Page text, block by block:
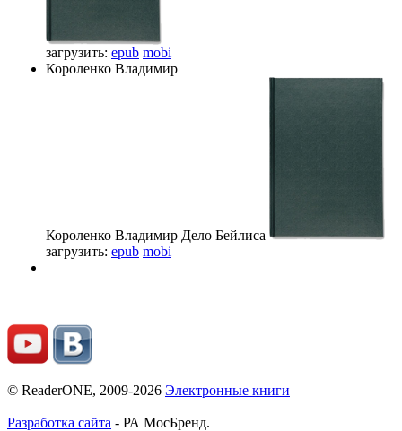
загрузить: epub mobi
Короленко Владимир
Короленко Владимир Дело Бейлиса
загрузить: epub mobi
© ReaderONE, 2009-2026 Электронные книги
Разработка сайта - РА МосБренд.